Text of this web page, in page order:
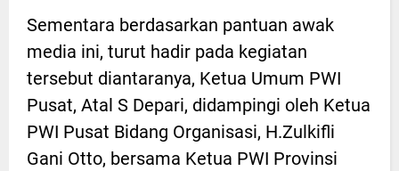
Sementara berdasarkan pantuan awak
media ini, turut hadir pada kegiatan
tersebut diantaranya, Ketua Umum PWI
Pusat, Atal S Depari, didampingi oleh Ketua
PWI Pusat Bidang Organisasi, H.Zulkifli
Gani Otto, bersama Ketua PWI Provinsi